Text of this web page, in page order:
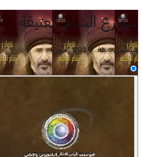
شوارع الشام العتيقة
مسلسل . بيئة . 2019 . سوريا